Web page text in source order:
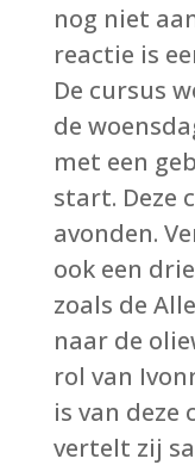
nog niet
reactie is
De cursus
de
met een
start. Deze
avonden.
ook een
zoals de
naar de
rol van
is van deze
vertelt zij